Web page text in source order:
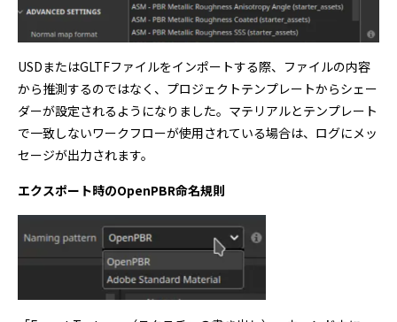
USDまたはGLTFファイルをインポートする際、ファイルの内容
から推測するのではなく、プロジェクトテンプレートからシェー
ダーが設定されるようになりました。マテリアルとテンプレート
で一致しないワークフローが使用されている場合は、ログにメッ
セージが出力されます。
エクスポート時のOpenPBR命名規則